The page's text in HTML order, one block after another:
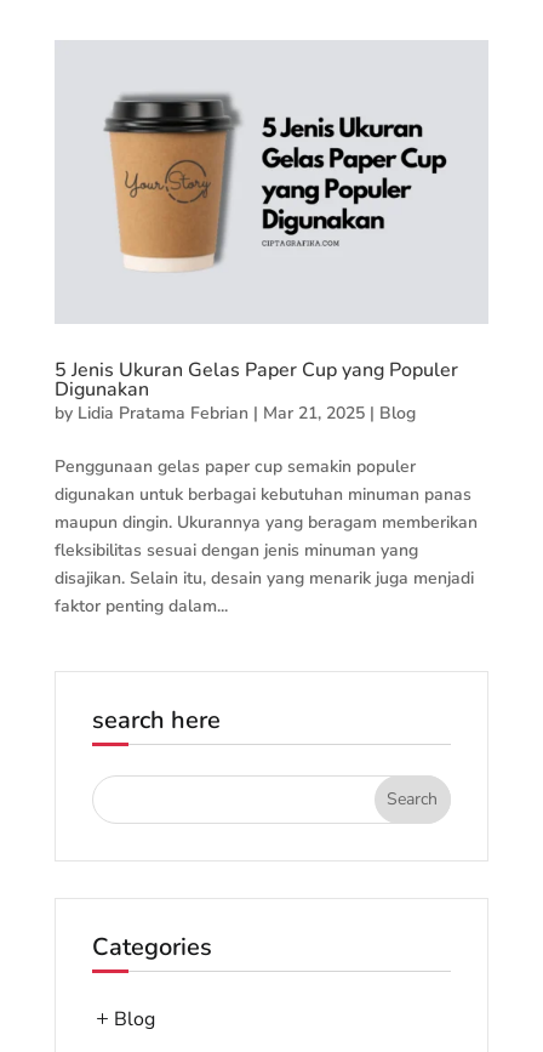
5 Jenis Ukuran Gelas Paper Cup yang Populer
Digunakan
by Lidia Pratama Febrian | Mar 21, 2025| Blog
Penggunaan gelas paper cup semakin populer
digunakan untuk berbagai kebutuhan minuman panas
maupun dingin. Ukurannya yang beragam memberikan
fleksibilitas sesuai dengan jenis minuman yang
disajikan. Selain itu, desain yang menarik juga menjadi
faktor penting dalam...
search here
Categories
Blog